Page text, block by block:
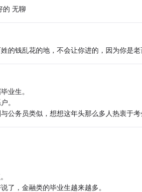
的 无聊
的钱乱花的地，不会让你进的，因为你是老
业生。
。
公务员类似，想想这年头那么多人热衷于考
了，金融类的毕业生越来越多。